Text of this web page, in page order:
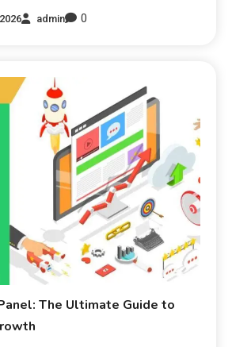
admin 0
The Ultimate Guide to